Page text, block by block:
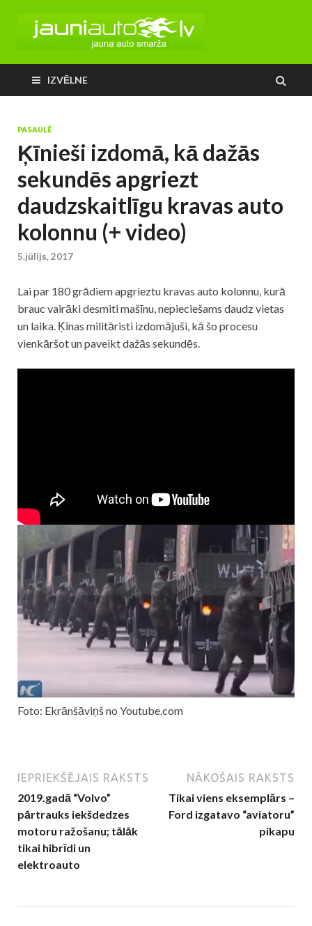
IZVĒLNE
PASAULĒ
Ķīnieši izdomā, kā dažās
sekundēs apgriezt
daudzskaitlīgu kravas auto
kolonnu (+ video)
5.jūlijs, 2017
Lai par 180 grādiem apgrieztu kravas auto kolonnu, kurā
brauc vairāki desmiti mašīnu, nepieciešams daudz vietas
un laika. Ķīnas militāristi izdomājuši, kā šo procesu
vienkāršot un paveikt dažās sekundēs.
Foto: Ekrānšāviņš no Youtube.com
IEPRIEKŠĒJAIS RAKSTS
2019.gadā “Volvo”
pārtrauks iekšdedzes
motoru ražošanu; tālāk
tikai hibrīdi un
elektroauto
NĀKOŠAIS RAKSTS
Tikai viens eksemplārs –
Ford izgatavo “aviatoru”
pikapu